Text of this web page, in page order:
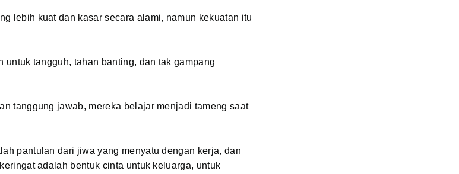
lebih kuat dan kasar secara alami, namun kekuatan itu
untuk tangguh, tahan banting, dan tak gampang
tanggung jawab, mereka belajar menjadi tameng saat
pantulan dari jiwa yang menyatu dengan kerja, dan
adalah bentuk cinta untuk keluarga, untuk